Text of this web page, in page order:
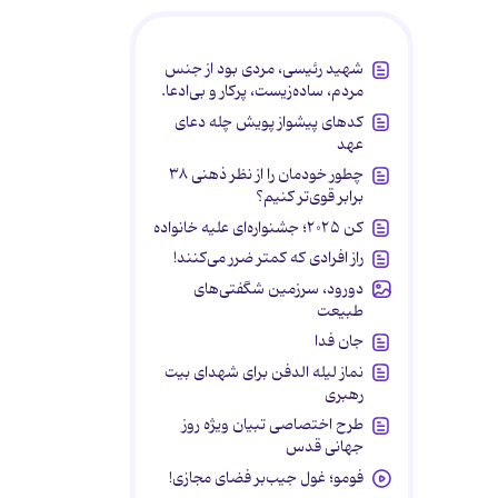
شهید رئیسی، مردی بود از جنس
مردم، ساده‌زیست، پرکار و بی‌ادعا.
کدهای پیشواز پویش چله دعای
عهد
چطور خودمان را از نظر ذهنی ۳۸
برابر قوی‌تر کنیم؟
کن ۲۰۲۵؛ جشنواره‌ای علیه خانواده
راز افرادی که کمتر ضرر می‌کنند!
دورود، سرزمین شگفتی‌های
طبیعت
جان فدا
نماز لیله الدفن برای شهدای بیت
رهبری
طرح اختصاصی تبیان ویژه روز
جهانی قدس
فومو؛ غول جیب‌بر فضای مجازی!